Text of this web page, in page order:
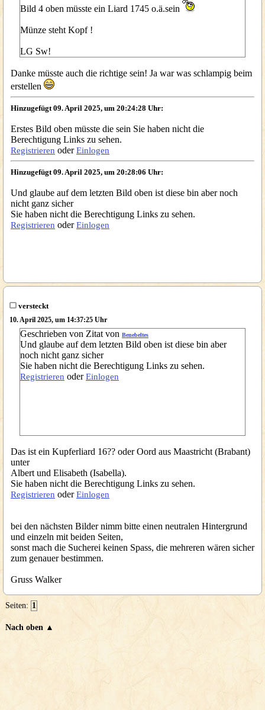
Bild 4 oben müsste ein Liard 1745 o.ä.sein
Münze steht Kopf !
LG Sw!
Danke müsste auch die richtige sein! Ja war was schlampig beim
erstellen
Hinzugefügt 09. April 2025, um 20:24:28 Uhr:
Erstes Bild oben müsste die sein Sie haben nicht die
Berechtigung Links zu sehen.
Registrieren oderEinlogen
Hinzugefügt 09. April 2025, um 20:28:06 Uhr:
Und glaube auf dem letzten Bild oben ist diese bin aber noch
nicht ganz sicher
Sie haben nicht die Berechtigung Links zu sehen.
Registrieren oderEinlogen
versteckt
10. April 2025, um 14:37:25 Uhr
Geschrieben von Zitat von Benebeltes
Und glaube auf dem letzten Bild oben ist diese bin aber
noch nicht ganz sicher
Sie haben nicht die Berechtigung Links zu sehen.
Registrieren oderEinlogen
Das ist ein Kupferliard 16?? oder Oord aus Maastricht (Brabant)
unter
Albert und Elisabeth (Isabella).
Sie haben nicht die Berechtigung Links zu sehen.
Registrieren oderEinlogen
bei den nächsten Bilder nimm bitte einen neutralen Hintergrund
und einzeln mit beiden Seiten,
sonst mach die Sucherei keinen Spass, die mehreren wären sicher
zum genauer bestimmen.
Gruss Walker
Seiten: 1
Nach oben ▲